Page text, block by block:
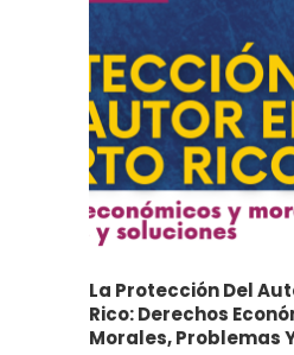
La Protección Del
Rico: Derechos
Morales, Problemas